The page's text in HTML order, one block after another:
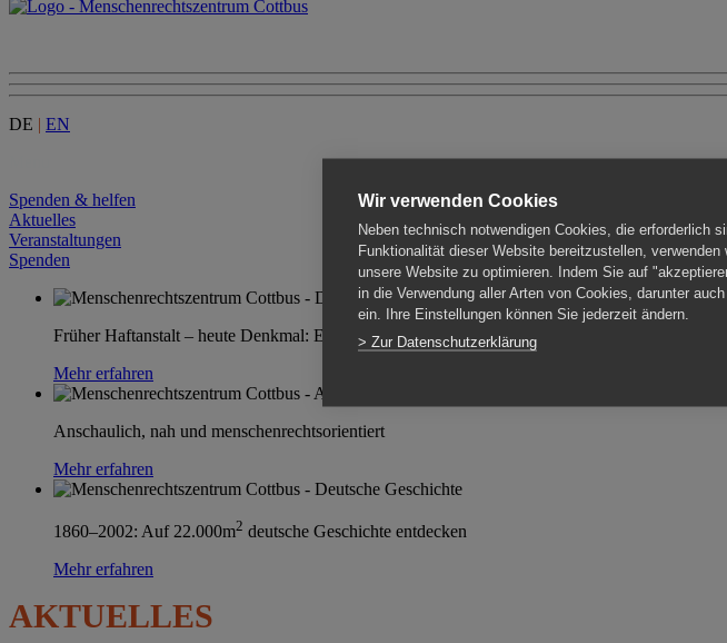
DE | EN
Spenden & helfen
Aktuelles
Veranstaltungen
Spenden
Früher Haftanstalt – heute Denkmal: Einen Ort im Wandel erleben
Mehr erfahren
Anschaulich, nah und menschenrechtsorientiert
Mehr erfahren
1860–2002: Auf 22.000m2 deutsche Geschichte entdecken
Mehr erfahren
AKTUELLES
Wir verwenden Cookies
Neben technisch notwendigen Cookies, die erforderlich
Funktionalität dieser Website bereitzustellen, verwenden
unsere Website zu optimieren. Indem Sie auf
in die Verwendung aller Arten von Cookies, darunter
ein. Ihre Einstellungen können Sie jederzeit ändern.
> Zur Datenschutzerklärung